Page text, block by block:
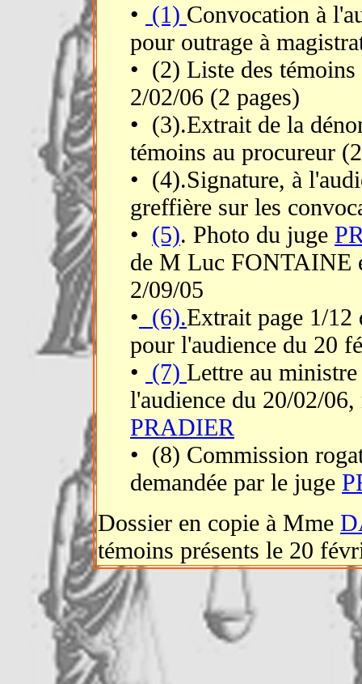
• (1) Convocation à
pour outrage à
• (2) Liste des
2/02/06 (2 pages)
• (3).Extrait de la
témoins au procureur
• (4).Signature, à
greffière sur les
• (5). Photo du juge
de M Luc FONTAINE
2/09/05
• (6).Extrait page 1/12
pour l'audience du 20
• (7) Lettre au
l'audience du 20/02/
PRADIER
• (8) Commission
demandée par le juge
Dossier en copie à Mme
témoins présents le 20